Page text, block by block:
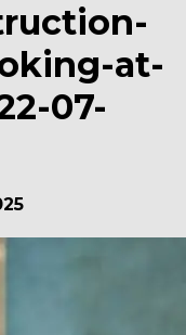
at-
07-